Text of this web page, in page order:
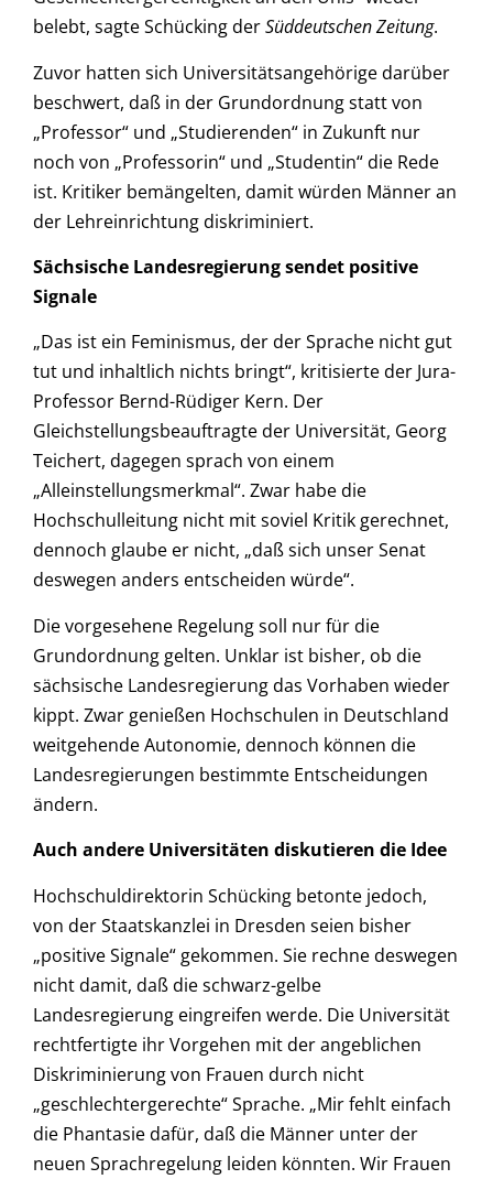
belebt, sagte Schücking derSüddeutschen Zeitung.
Zuvor hatten sich Universitätsangehörige darüber
beschwert, daß in der Grundordnung statt von
„Professor“ und „Studierenden“ in Zukunft nur
noch von „Professorin“ und „Studentin“ die Rede
ist. Kritiker bemängelten, damit würden Männer an
der Lehreinrichtung diskriminiert.
Sächsische Landesregierung sendet positive
Signale
„Das ist ein Feminismus, der der Sprache nicht gut
tut und inhaltlich nichts bringt“, kritisierte der Jura-
Professor Bernd-Rüdiger Kern. Der
Gleichstellungsbeauftragte der Universität, Georg
Teichert, dagegen sprach von einem
„Alleinstellungsmerkmal“. Zwar habe die
Hochschulleitung nicht mit soviel Kritik gerechnet,
dennoch glaube er nicht, „daß sich unser Senat
deswegen anders entscheiden würde“.
Die vorgesehene Regelung soll nur für die
Grundordnung gelten. Unklar ist bisher, ob die
sächsische Landesregierung das Vorhaben wieder
kippt. Zwar genießen Hochschulen in Deutschland
weitgehende Autonomie, dennoch können die
Landesregierungen bestimmte Entscheidungen
ändern.
Auch andere Universitäten diskutieren die Idee
Hochschuldirektorin Schücking betonte jedoch,
von der Staatskanzlei in Dresden seien bisher
„positive Signale“ gekommen. Sie rechne deswegen
nicht damit, daß die schwarz-gelbe
Landesregierung eingreifen werde. Die Universität
rechtfertigte ihr Vorgehen mit der angeblichen
Diskriminierung von Frauen durch nicht
„geschlechtergerechte“ Sprache. „Mir fehlt einfach
die Phantasie dafür, daß die Männer unter der
neuen Sprachregelung leiden könnten. Wir Frauen